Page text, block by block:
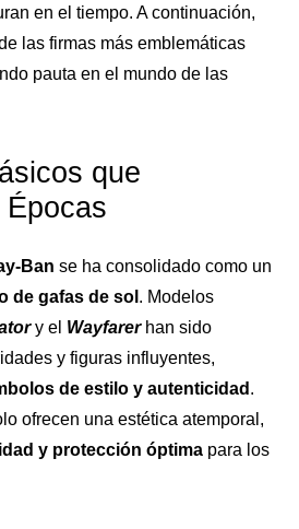
en el tiempo. A continuación,
las firmas más emblemáticas
pauta en el mundo de las
que
Ban se ha consolidado como un
de gafas de sol . Modelos
y el Wayfarer han sido
y figuras influyentes,
de estilo y autenticidad .
ofrecen una estética atemporal,
y protección óptima para los